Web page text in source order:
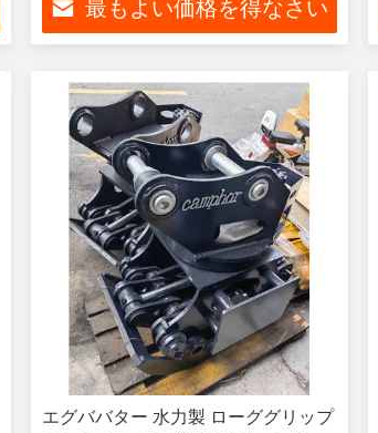
最もよい価格を得なさい
エグババター 水力製 ローググリップ